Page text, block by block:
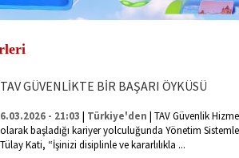
TAV GÜVENLİKTE BİR BAŞARI ÖYKÜSÜ
6.03.2026 - 21:03 | Türkiye'den | TAV Güvenlik
olarak başladığı kariyer yolculuğunda Yönetim
Tülay Kati, “İşinizi disiplinle ve kararlılıkla ...